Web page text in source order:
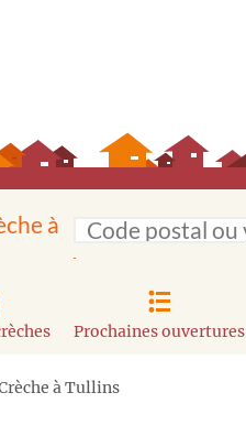
à
Prochaines ouvertures
à Tullins